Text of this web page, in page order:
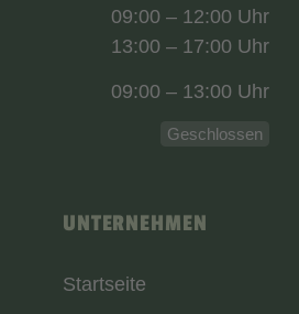
UNTERNEHMEN
Startseite
09:00 – 12:00 Uhr
13:00 – 17:00 Uhr
09:00 – 13:00 Uhr
Geschlossen